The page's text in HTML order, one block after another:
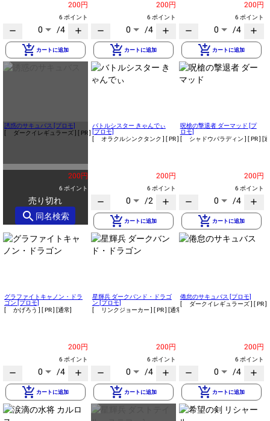
200円
6 ポイント
remove 0 /4 add
add_shopping_cart カートに追加
200円
6 ポイント
remove 0 /4 add
add_shopping_cart カートに追加
200円
6 ポイント
remove 0 /4 add
add_shopping_cart カートに追加
誘惑のサキュバス [プロモ]
[ ダークイレギュラーズ ] [ PR ] [通常]
200円
6 ポイント
売り切れ
search 同名検索
バトルシスター きゃんでぃ
[プロモ]
[ オラクルシンクタンク ] [ PR ] [通常]
200円
6 ポイント
remove 0 /2 add
add_shopping_cart カートに追加
呪槍の撃退者 ダーマッド [プ
ロモ]
[ シャドウパラディン ] [ PR ] [
200円
6 ポイント
remove 0 /4 add
add_shopping_cart カートに追加
グラファイトキャノン・ドラ
ゴン [プロモ]
[ かげろう ] [ PR ] [通常]
200円
6 ポイント
remove 0 /4 add
add_shopping_cart カートに追加
星輝兵 ダークバンド・ドラゴ
ン [プロモ]
[ リンクジョーカー ] [ PR ] [通常]
200円
6 ポイント
remove 0 /4 add
add_shopping_cart カートに追加
倦怠のサキュバス [プロモ]
[ ダークイレギュラーズ ] [ PR ]
200円
6 ポイント
remove 0 /4 add
add_shopping_cart カートに追加